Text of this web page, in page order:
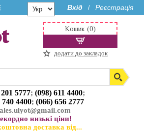
Вхід / Реєстрація
5777;(098) 611 4400;
740 4400;(066) 656 2777
низькі ціни!
доставка від...
Кошик (0)
додати до закладок